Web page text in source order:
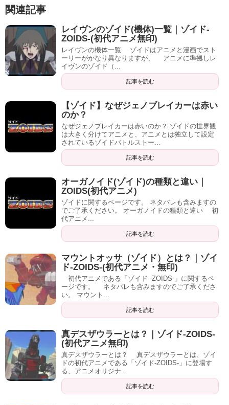
関連記事
レイヴンのゾイド(機体)一覧｜ゾイド-
ZOIDS-(初代アニメ無印)
レイヴンの機体一覧 ゾイドはアニメと漫画でスト
ーリーがかなり異なりますが、 アニメに準拠しレ
イヴンのゾイド（...
記事を読む
【ゾイド】なぜジェノブレイカーは赤い
のか？
なぜジェノブレイカーは赤いのか？ ゾイドの世界観
は大きく分けてアニメと、アニメとは独立して設定
されているゾイドバトルストー...
記事を読む
オーガノイド(ゾイド)の種類と違い｜
ZOIDS(初代アニメ)
ゾイドに関するページです。 ネタバレも含みますの
でご了承ください。 オーガノイドの種類と違い 初
代アニメ...
記事を読む
マウントオッサ（ゾイド）とは？｜ゾイ
ド-ZOIDS-(初代アニメ・無印)
初代アニメである「ゾイド -ZOIDS-」に関するペ
ージです。 ネタバレも含みますのでご了承くださ
い。 マウント...
記事を読む
真デスザウラーとは？｜ゾイド-ZOIDS-
(初代アニメ無印)
真デスザウラーとは？ 真デスザウラーとは、ゾイ
ドの初代アニメである「ゾイド-ZOIDS-」に登場す
る、アニメオリジナ...
記事を読む